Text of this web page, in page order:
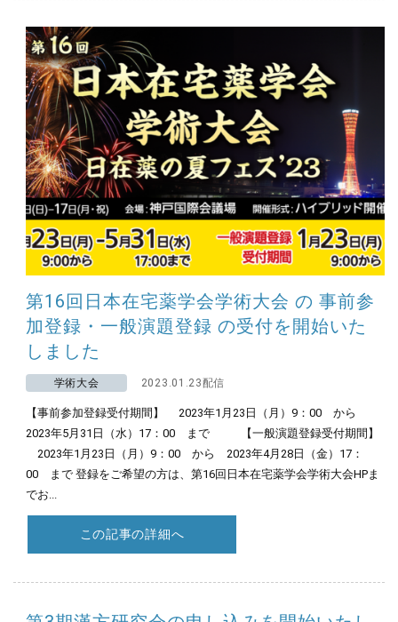
第16回日本在宅薬学会学術大会 の 事前参
加登録・一般演題登録 の受付を開始いた
しました
学術大会 2023.01.23配信
【事前参加登録受付期間】 2023年1月23日（月）9：00 から
2023年5月31日（水）17：00 まで 【一般演題登録受付期間】
2023年1月23日（月）9：00 から 2023年4月28日（金）17：
00 まで 登録をご希望の方は、第16回日本在宅薬学会学術大会HPま
でお...
この記事の詳細へ